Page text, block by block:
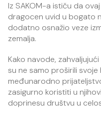
Iz SAKOM-a ističu da
dragocen uvid u bogato
dodatno osnažio veze
zemalja.
Kako navode,
su ne samo proširili
međunarodno
zasigurno koristiti u
doprinesu društvu u